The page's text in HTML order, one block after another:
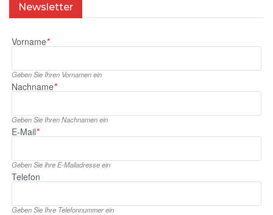
Newsletter
Vorname*
Geben Sie Ihren Vornamen ein
Nachname*
Geben Sie Ihren Nachnamen ein
E‑Mail*
Geben Sie ihre E‑Mailadresse ein
Telefon
Geben Sie Ihre Telefonnummer ein